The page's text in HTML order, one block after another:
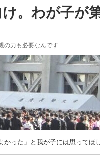
。わが子が
の力も必要なんです
かった」と我が子には思ってほ